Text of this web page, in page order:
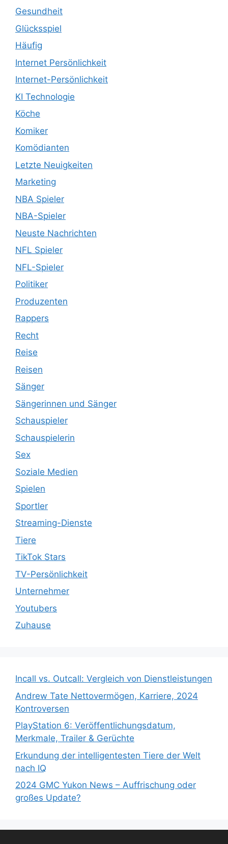
Gesundheit
Glücksspiel
Häufig
Internet Persönlichkeit
Internet-Persönlichkeit
KI Technologie
Köche
Komiker
Komödianten
Letzte Neuigkeiten
Marketing
NBA Spieler
NBA-Spieler
Neuste Nachrichten
NFL Spieler
NFL-Spieler
Politiker
Produzenten
Rappers
Recht
Reise
Reisen
Sänger
Sängerinnen und Sänger
Schauspieler
Schauspielerin
Sex
Soziale Medien
Spielen
Sportler
Streaming-Dienste
Tiere
TikTok Stars
TV-Persönlichkeit
Unternehmer
Youtubers
Zuhause
Incall vs. Outcall: Vergleich von Dienstleistungen
Andrew Tate Nettovermögen, Karriere, 2024
Kontroversen
PlayStation 6: Veröffentlichungsdatum,
Merkmale, Trailer & Gerüchte
Erkundung der intelligentesten Tiere der Welt
nach IQ
2024 GMC Yukon News – Auffrischung oder
großes Update?